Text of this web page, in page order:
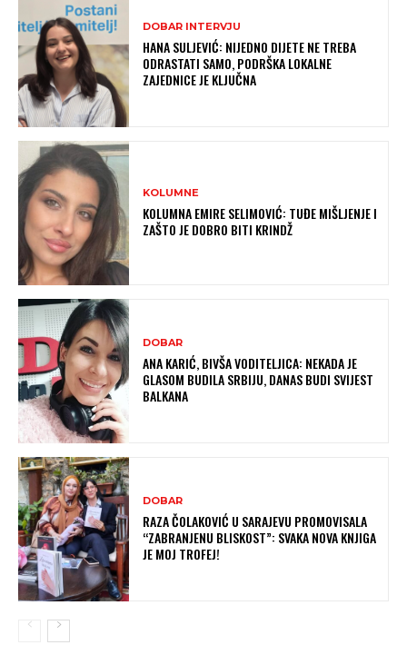
DOBAR INTERVJU
HANA SULJEVIĆ: NIJEDNO DIJETE NE TREBA
ODRASTATI SAMO, PODRŠKA LOKALNE
ZAJEDNICE JE KLJUČNA
KOLUMNE
KOLUMNA EMIRE SELIMOVIĆ: TUĐE MIŠLJENJE I
ZAŠTO JE DOBRO BITI KRINDŽ
DOBAR
ANA KARIĆ, BIVŠA VODITELJICA: NEKADA JE
GLASOM BUDILA SRBIJU, DANAS BUDI SVIJEST
BALKANA
DOBAR
RAZA ČOLAKOVIĆ U SARAJEVU PROMOVISALA
“ZABRANJENU BLISKOST”: SVAKA NOVA KNJIGA
JE MOJ TROFEJ!